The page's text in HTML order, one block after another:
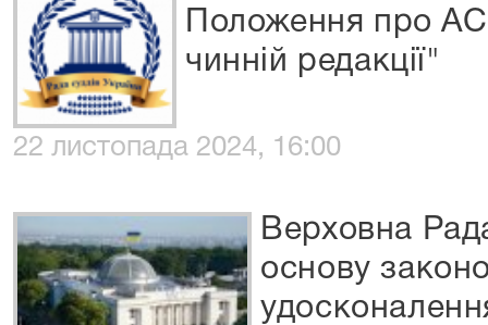
Положення про
чинній редакції"
22 листопада 2024, 16:00
Верховна
основу